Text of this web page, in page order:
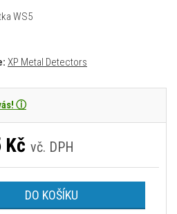
WS5
XP Metal Detectors
ⓘ
Kč vč. DPH
DO KOŠÍKU